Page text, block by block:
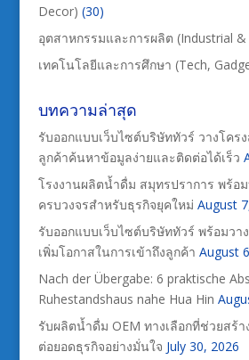
Decor) (30)
อุตสาหกรรมและการผลิต (Industrial
เทคโนโลยีและการศึกษา (Tech,
บทความล่าสุด
รับออกแบบเว็บไซต์บริษัททัวร์ วางโครง
ลูกค้าค้นหาข้อมูลง่ายและติดต่อได้เร็ว
โรงงานผลิตน้ำดื่ม สมุทรปราการ พร้อ
ครบวงจรสำหรับธุรกิจยุคใหม่ August
รับออกแบบเว็บไซต์บริษัททัวร์ พร้อมวาง
เพิ่มโอกาสในการเข้าถึงลูกค้า August
Nach der Übergabe: 6 praktische
Ruhestandshaus nahe Hua Hin
รับผลิตน้ำดื่ม OEM ทางเลือกที่ช่วยสร้
ต่อยอดธุรกิจอย่างมั่นใจ July 30, 2026